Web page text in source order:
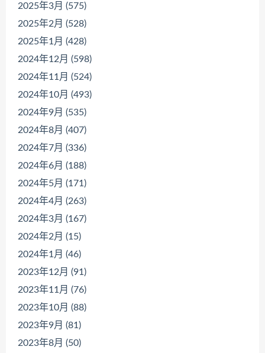
2025年3月 (575)
2025年2月 (528)
2025年1月 (428)
2024年12月 (598)
2024年11月 (524)
2024年10月 (493)
2024年9月 (535)
2024年8月 (407)
2024年7月 (336)
2024年6月 (188)
2024年5月 (171)
2024年4月 (263)
2024年3月 (167)
2024年2月 (15)
2024年1月 (46)
2023年12月 (91)
2023年11月 (76)
2023年10月 (88)
2023年9月 (81)
2023年8月 (50)